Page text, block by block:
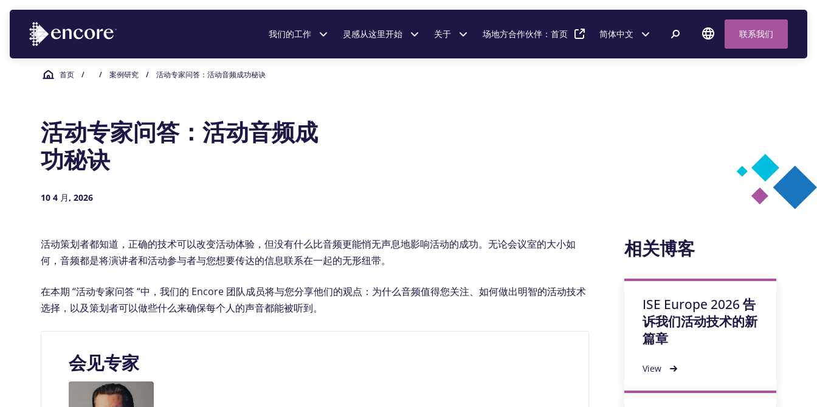
我们的工作 灵感从这里开始 关于 场地方合作伙伴：首页 简体中文 联系我们
首页 / / 案例研究 / 活动专家问答：活动音频成功秘诀
活动专家问答：活动音频成
功秘诀
10 4 月, 2026
活动策划者都知道，正确的技术可以改变活动体验，但没有什么比音频更能悄无声息地影响活动的成功。无论会议室的大小如
何，音频都是将演讲者和活动参与者与您想要传达的信息联系在一起的无形纽带。
在本期 “活动专家问答 “中，我们的 Encore 团队成员将与您分享他们的观点：为什么音频值得您关注、如何做出明智的活动技术
选择，以及策划者可以做些什么来确保每个人的声音都能被听到。
会见专家
相关博客
ISE Europe 2026 告
诉我们活动技术的新
篇章
View